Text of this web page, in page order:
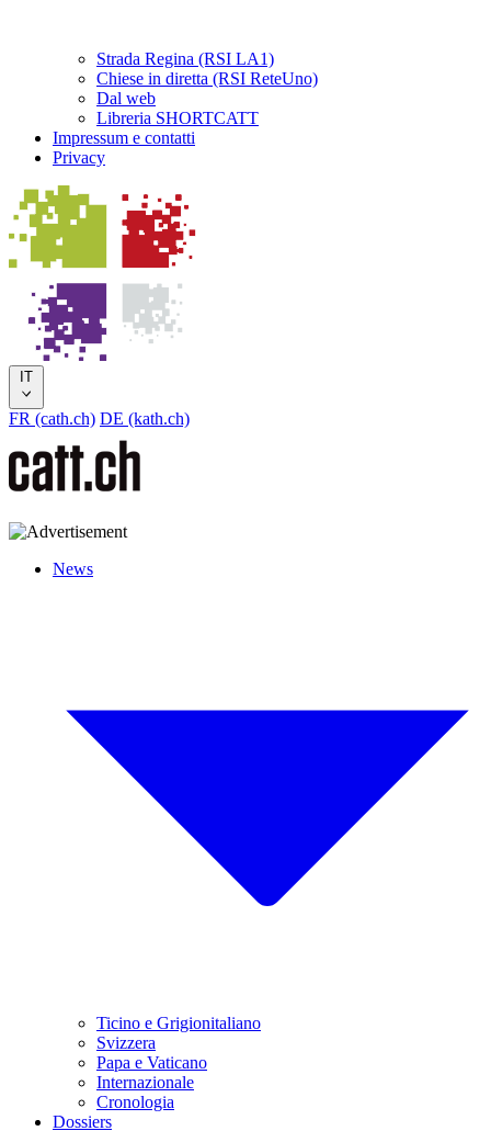
Strada Regina (RSI LA1)
Chiese in diretta (RSI ReteUno)
Dal web
Libreria SHORTCATT
Impressum e contatti
Privacy
IT
FR (cath.ch) DE (kath.ch)
News
Ticino e Grigionitaliano
Svizzera
Papa e Vaticano
Internazionale
Cronologia
Dossiers